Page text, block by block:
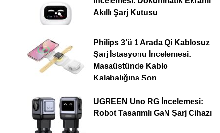
Akıllı Şarj Kutusu
Philips 3’ü 1 Arada Qi Kablosuz
Şarj İstasyonu İncelemesi:
Masaüstünde Kablo
Kalabalığına Son
UGREEN Uno RG İncelemesi:
Robot Tasarımlı GaN Şarj Cihazı